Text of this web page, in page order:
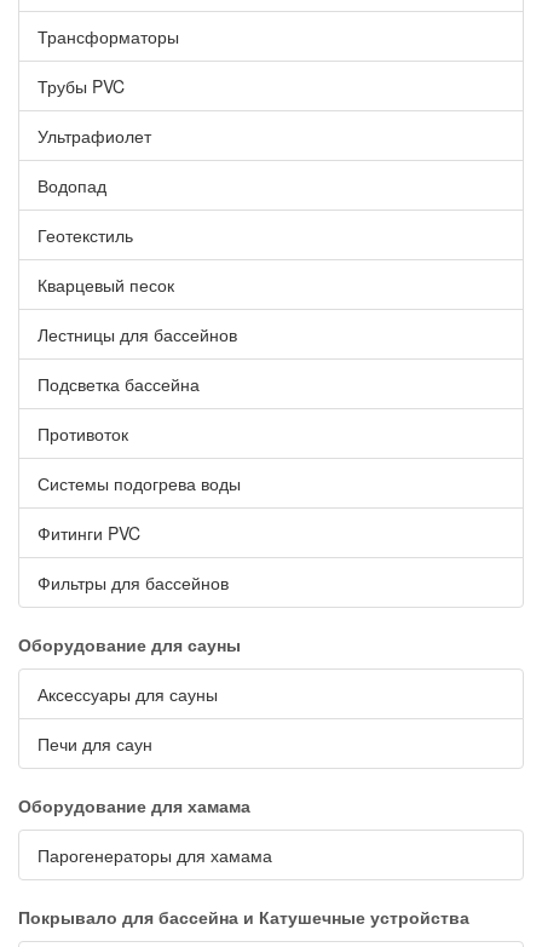
Трансформаторы
Трубы PVC
Ультрафиолет
Водопад
Геотекстиль
Кварцевый песок
Лестницы для бассейнов
Подсветка бассейна
Противоток
Системы подогрева воды
Фитинги PVC
Фильтры для бассейнов
Оборудование для сауны
Аксессуары для сауны
Печи для саун
Оборудование для хамама
Парогенераторы для хамама
Покрывало для бассейна и Катушечные устройства